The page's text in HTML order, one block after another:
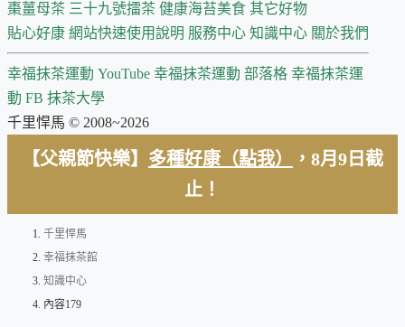
棗薑母茶 三十九號擂茶 健康海苔美食 其它好物
貼心好康 網站快速使用說明 服務中心 知識中心 關於我們
幸福抹茶運動 YouTube 幸福抹茶運動 部落格 幸福抹茶運
動 FB 抹茶大學
千里悍馬 © 2008~2026
【父親節快樂】 多種好康（點我）
，8月9日截
止！
千里悍馬
幸福抹茶館
知識中心
內容179